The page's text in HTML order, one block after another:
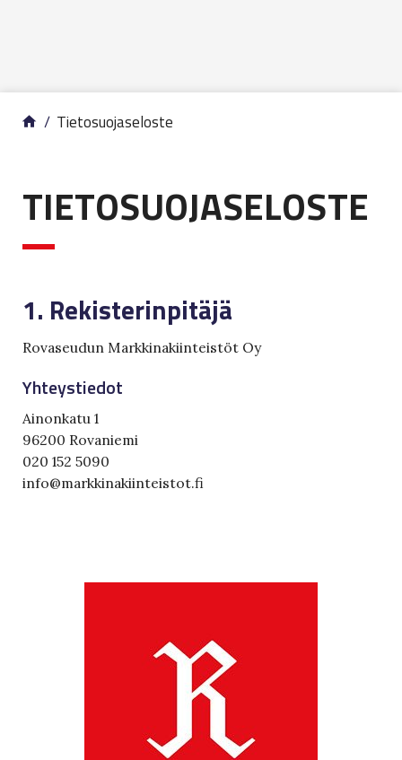
Tietosuojaseloste
TIETOSUOJASELOSTE
1. Rekisterinpitäjä
Rovaseudun Markkinakiinteistöt Oy
Yhteystiedot
Ainonkatu 1
96200 Rovaniemi
020 152 5090
info@markkinakiinteistot.fi